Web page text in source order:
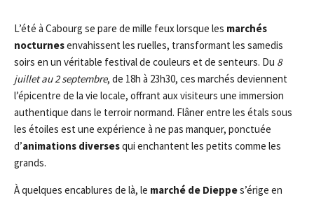
L’été à Cabourg se pare de mille feux lorsque les marchés
nocturnesenvahissent les ruelles, transformant les samedis
soirs en un véritable festival de couleurs et de senteurs. Du 8
juillet au 2 septembre, de 18h à 23h30, ces marchés deviennent
l’épicentre de la vie locale, offrant aux visiteurs une immersion
authentique dans le terroir normand. Flâner entre les étals sous
les étoiles est une expérience à ne pas manquer, ponctuée
d’animations diversesqui enchantent les petits comme les
grands.
À quelques encablures de là, le marché de Dieppes’érige en